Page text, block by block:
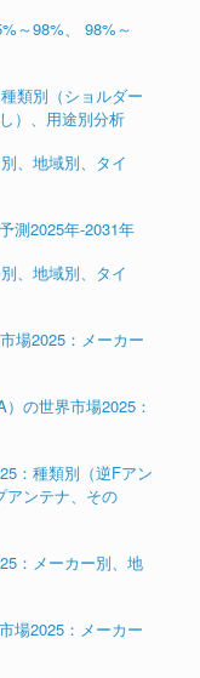
～98%、 98%～
類別（ショルダー
）、用途別分析
、地域別、タイ
測2025年-2031年
、地域別、タイ
場2025：メーカー
の世界市場2025：
：種類別（逆Fアン
アンテナ、その
：メーカー別、地
場2025：メーカー